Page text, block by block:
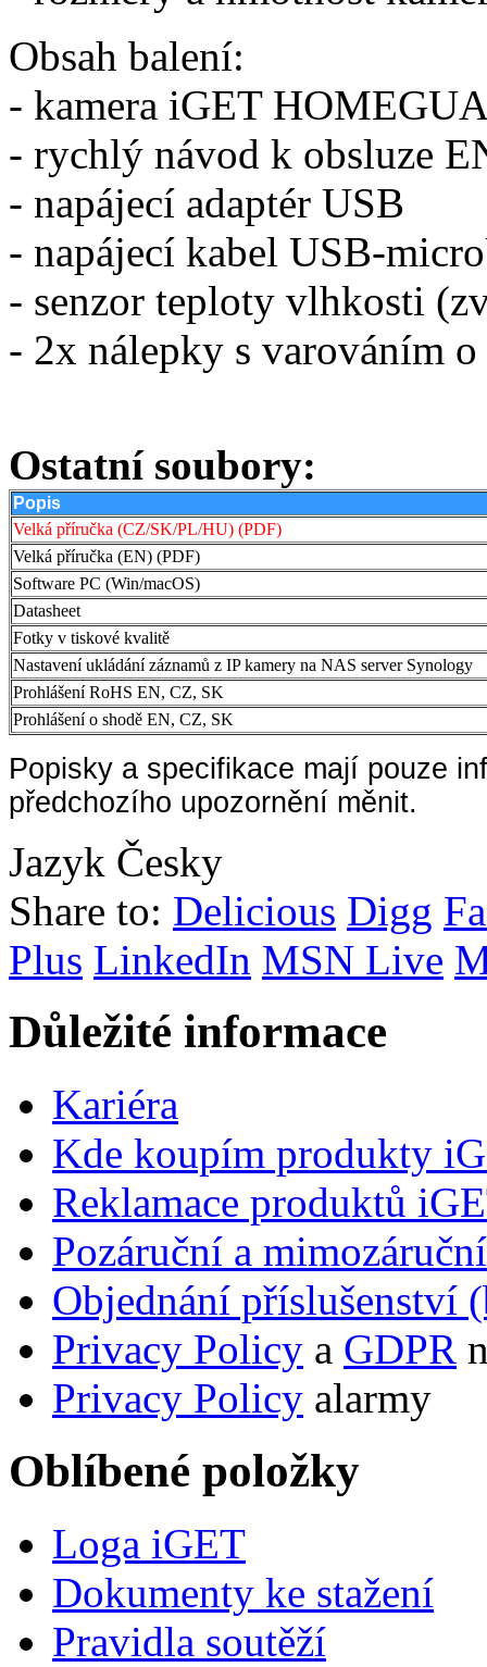
Obsah balení:
- kamera iGET
- rychlý návod k obsluze
- napájecí adaptér USB
- napájecí kabel USB-
- senzor teploty vlhkosti
- 2x nálepky s varováním
Ostatní soubory:
Popis
Velká příručka (CZ/SK/PL/HU) (PDF)
Velká příručka (EN) (PDF)
Software PC (Win/macOS)
Datasheet
Fotky v tiskové kvalitě
Nastavení ukládání záznamů z IP kamery na NAS server Synology
Prohlášení RoHS EN, CZ, SK
Prohlášení o shodě EN, CZ, SK
Popisky a specifikace mají pouze
předchozího upozornění měnit.
Jazyk Česky
Share to: Delicious Digg
Plus LinkedIn MSN Live
Důležité informace
Kariéra
Kde koupím produkty
Reklamace produktů
Pozáruční a
Objednání příslušenství
Privacy Policy a GDPR
Privacy Policy alarmy
Oblíbené položky
Loga iGET
Dokumenty ke stažení
Pravidla soutěží